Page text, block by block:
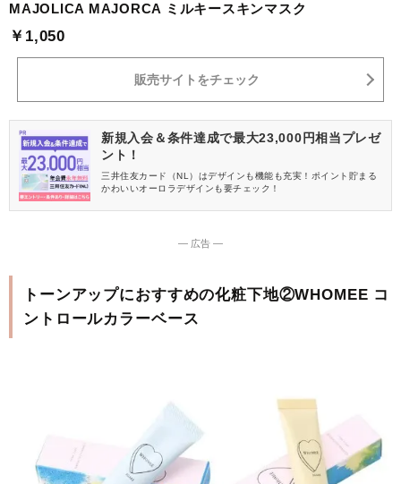
MAJOLICA MAJORCA ミルキースキンマスク
￥1,050
販売サイトをチェック
新規入会＆条件達成で最大23,000円相当プレゼ
ント！
三井住友カード（NL）はデザインも機能も充実！ポイント貯まる
かわいいオーロラデザインも要チェック！
― 広告 ―
トーンアップにおすすめの化粧下地②WHOMEE コ
ントロールカラーベース